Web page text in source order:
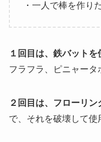
・一人で棒を作り
１回目は、鉄バットを
フラフラ、ピニャータ
２回目は、フローリン
で、それを破壊して使